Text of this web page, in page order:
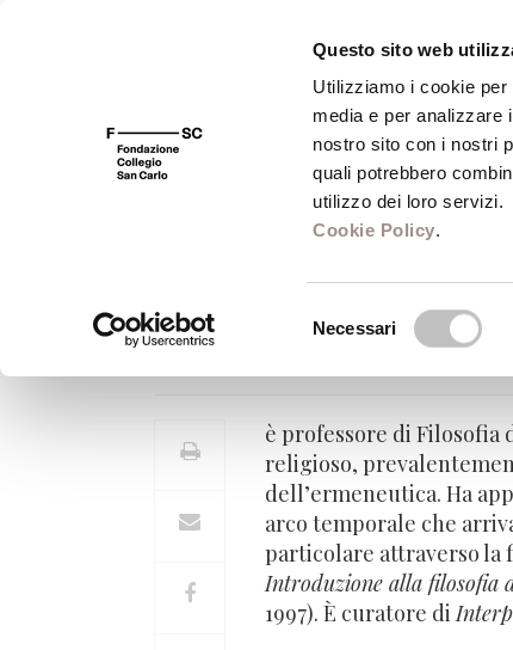
Questo sito web
Utilizziamo i cookie
media e per analizzare
nostro sito con i nostri
quali potrebbero
utilizzo dei loro servizi.
Cookie Policy.
Necessari
FSC 400 Fondazione
Marco Ravera
Professore di Filosofia della
è professore di Filosofia
religioso,
dell’ermeneutica. Ha
arco temporale che
particolare attraverso la
Introduzione alla filosofia
1997). È curatore di